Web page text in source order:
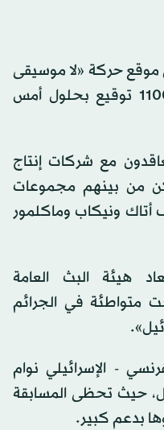
موقع حركة «لا موسيقى
للإبادة الجماعية»، أكثر من 1100 توقيع بحلول أمس
مع شركات إنتاج
من بينهم مجموعات
ونيكاب وماكلمور
هيئة البث العامة
متواطئة في الجرائم
- الإسرائيلي نوام
حيث تحظى المسابقة
بدعم كبير.